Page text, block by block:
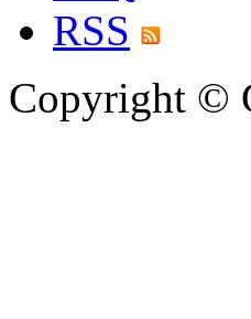
RSS
Copyright ©